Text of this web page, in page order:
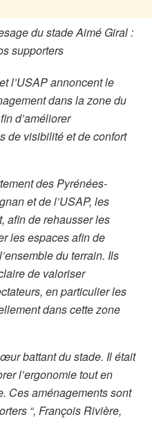
du stade Aimé Giral :
supporters
l’USAP annoncent le
dans la zone du
d’améliorer
de visibilité et de confort
des Pyrénées-
et de l’USAP, les
afin de rehausser les
les espaces afin de
du terrain. Ils
de valoriser
en particulier les
dans cette zone
battant du stade. Il était
l’ergonomie tout en
Ces aménagements sont
“, François Rivière,